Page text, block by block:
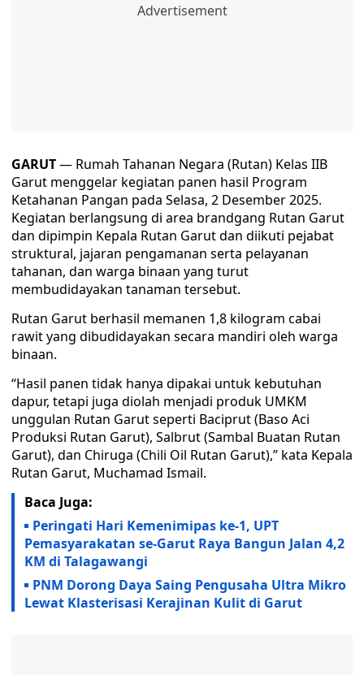
GARUT— Rumah Tahanan Negara (Rutan) Kelas IIB
Garut menggelar kegiatan panen hasil Program
Ketahanan Pangan pada Selasa, 2 Desember 2025.
Kegiatan berlangsung di area brandgang Rutan Garut
dan dipimpin Kepala Rutan Garut dan diikuti pejabat
struktural, jajaran pengamanan serta pelayanan
tahanan, dan warga binaan yang turut
membudidayakan tanaman tersebut.
Rutan Garut berhasil memanen 1,8 kilogram cabai
rawit yang dibudidayakan secara mandiri oleh warga
binaan.
“Hasil panen tidak hanya dipakai untuk kebutuhan
dapur, tetapi juga diolah menjadi produk UMKM
unggulan Rutan Garut seperti Baciprut (Baso Aci
Produksi Rutan Garut), Salbrut (Sambal Buatan Rutan
Garut), dan Chiruga (Chili Oil Rutan Garut),” kata Kepala
Rutan Garut, Muchamad Ismail.
Baca Juga:
Peringati Hari Kemenimipas ke-1, UPT
Pemasyarakatan se-Garut Raya Bangun Jalan 4,2
KM di Talagawangi
PNM Dorong Daya Saing Pengusaha Ultra Mikro
Lewat Klasterisasi Kerajinan Kulit di Garut